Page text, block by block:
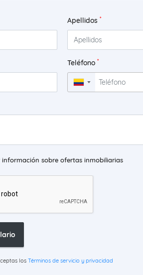
Apellidos *
Teléfono *
▼
información sobre ofertas inmobiliarias
los Términos de servicio y privacidad